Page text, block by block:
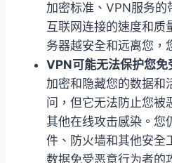
加密标准、VPN服务
互联网连接的速度和质
务器越安全和远离您，
VPN可能无法保护您免
加密和隐藏您的数据和
问，但它无法防止您被
其他在线攻击感染。您
件、防火墙和其他安全
数据免受恶意行为者的